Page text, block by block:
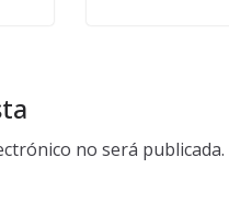
no será publicada.